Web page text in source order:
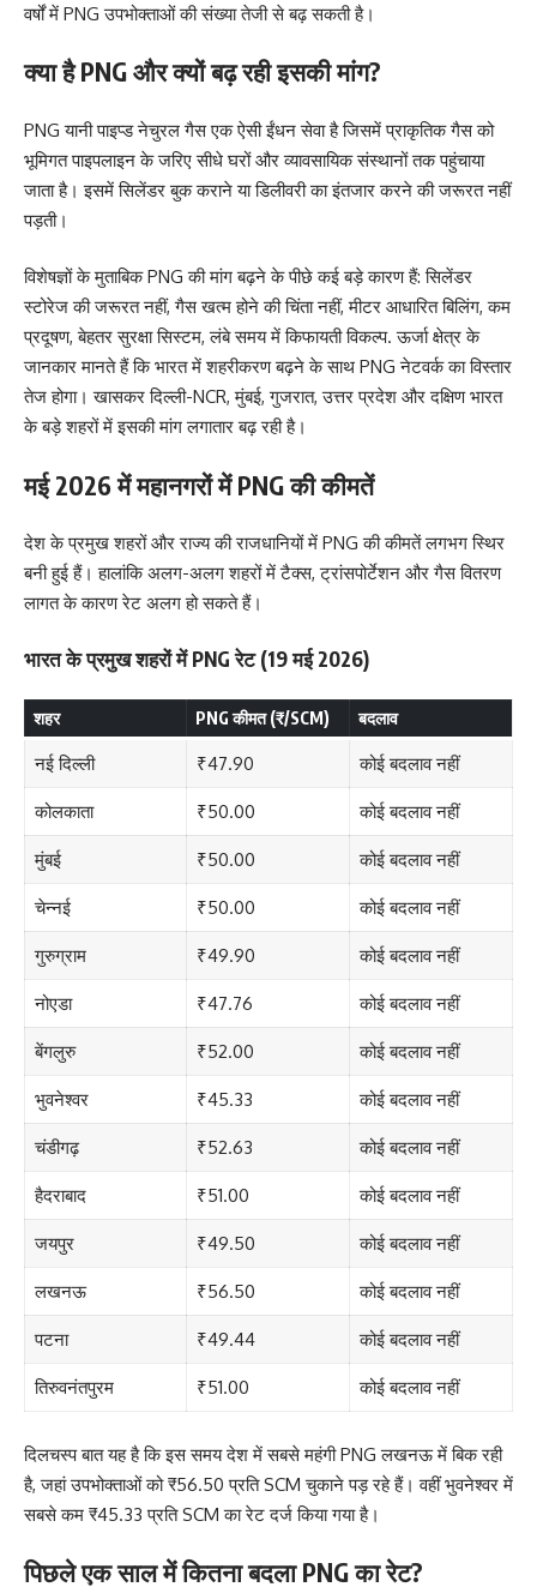
वर्षों में PNG उपभोक्ताओं की संख्या तेजी से बढ़ सकती है।
क्या है PNG और क्यों बढ़ रही इसकी मांग?
PNG यानी पाइप्ड नेचुरल गैस एक ऐसी ईंधन सेवा है जिसमें प्राकृतिक गैस को
भूमिगत पाइपलाइन के जरिए सीधे घरों और व्यावसायिक संस्थानों तक पहुंचाया
जाता है। इसमें सिलेंडर बुक कराने या डिलीवरी का इंतजार करने की जरूरत नहीं
पड़ती।
विशेषज्ञों के मुताबिक PNG की मांग बढ़ने के पीछे कई बड़े कारण हैं: सिलेंडर
स्टोरेज की जरूरत नहीं, गैस खत्म होने की चिंता नहीं, मीटर आधारित बिलिंग, कम
प्रदूषण, बेहतर सुरक्षा सिस्टम, लंबे समय में किफायती विकल्प. ऊर्जा क्षेत्र के
जानकार मानते हैं कि भारत में शहरीकरण बढ़ने के साथ PNG नेटवर्क का विस्तार
तेज होगा। खासकर दिल्ली-NCR, मुंबई, गुजरात, उत्तर प्रदेश और दक्षिण भारत
के बड़े शहरों में इसकी मांग लगातार बढ़ रही है।
मई 2026 में महानगरों में PNG की कीमतें
देश के प्रमुख शहरों और राज्य की राजधानियों में PNG की कीमतें लगभग स्थिर
बनी हुई हैं। हालांकि अलग-अलग शहरों में टैक्स, ट्रांसपोर्टेशन और गैस वितरण
लागत के कारण रेट अलग हो सकते हैं।
भारत के प्रमुख शहरों में PNG रेट (19 मई 2026)
शहर PNG कीमत (₹/SCM) बदलाव
नई दिल्ली ₹47.90 कोई बदलाव नहीं
कोलकाता ₹50.00 कोई बदलाव नहीं
मुंबई ₹50.00 कोई बदलाव नहीं
चेन्नई ₹50.00 कोई बदलाव नहीं
गुरुग्राम ₹49.90 कोई बदलाव नहीं
नोएडा ₹47.76 कोई बदलाव नहीं
बेंगलुरु ₹52.00 कोई बदलाव नहीं
भुवनेश्वर ₹45.33 कोई बदलाव नहीं
चंडीगढ़ ₹52.63 कोई बदलाव नहीं
हैदराबाद ₹51.00 कोई बदलाव नहीं
जयपुर ₹49.50 कोई बदलाव नहीं
लखनऊ ₹56.50 कोई बदलाव नहीं
पटना ₹49.44 कोई बदलाव नहीं
तिरुवनंतपुरम ₹51.00 कोई बदलाव नहीं
दिलचस्प बात यह है कि इस समय देश में सबसे महंगी PNG लखनऊ में बिक रही
है, जहां उपभोक्ताओं को ₹56.50 प्रति SCM चुकाने पड़ रहे हैं। वहीं भुवनेश्वर में
सबसे कम ₹45.33 प्रति SCM का रेट दर्ज किया गया है।
पिछले एक साल में कितना बदला PNG का रेट?